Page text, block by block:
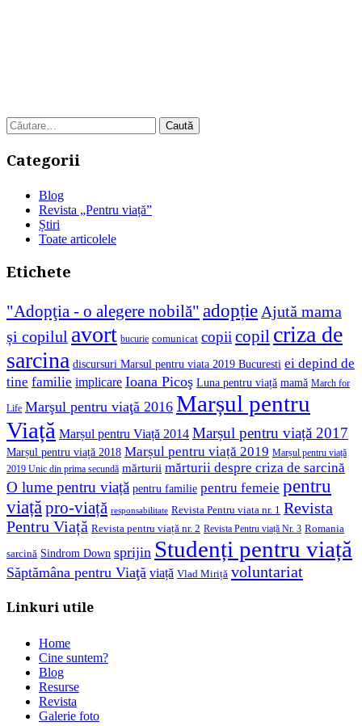
Caută
după:
Categorii
Blog
Revista „Pentru viață”
Știri
Toate articolele
Etichete
"Adopţia - o alegere nobilă" adopție Ajută mama
și copilul avort bucurie comunicat copii copil criza de
sarcina discursuri Marsul pentru viata 2019 Bucuresti ei depind de
tine familie implicare Ioana Picoş Luna pentru viață mamă March for
Life Marşul pentru viaţă 2016 Marșul pentru
Viață Marșul pentru Viață 2014 Marșul pentru viață 2017
Marșul pentru viață 2018 Marșul pentru viață 2019 Marșul pentru viață
2019 Unic din prima secundă mărturii mărturii despre criza de sarcină
O lume pentru viață pentru familie pentru femeie pentru
viațăpro-viață responsabilitate Revista Pentru viata nr. 1 Revista
Pentru Viață Revista pentru viață nr. 2 Revista Pentru viață Nr. 3 Romania
sarcină Sindrom Down sprijin Studenți pentru viață
Săptămâna pentru Viaţă viață Vlad Miriță voluntariat
Linkuri utile
Home
Cine suntem?
Blog
Resurse
Revista
Galerie foto